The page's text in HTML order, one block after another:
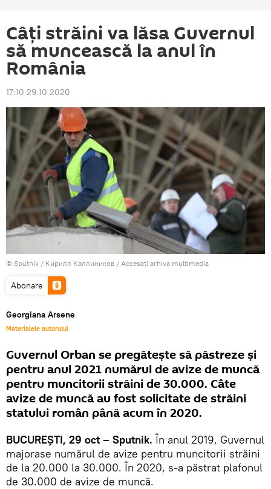
Câți străini va lăsa Guvernul
să muncească la anul în
România
17:10 29.10.2020
© Sputnik / Кирилл Каллиников / Accesați arhiva multimedia
Abonare
Georgiana Arsene
Materialele autorului
Guvernul Orban se pregătește să păstreze și
pentru anul 2021 numărul de avize de muncă
pentru muncitorii străini de 30.000. Câte
avize de muncă au fost solicitate de străini
statului român până acum în 2020.
BUCUREȘTI, 29 oct – Sputnik. În anul 2019, Guvernul
majorase numărul de avize pentru muncitorii străini
de la 20.000 la 30.000. În 2020, s-a păstrat plafonul
de 30.000 de avize de muncă.